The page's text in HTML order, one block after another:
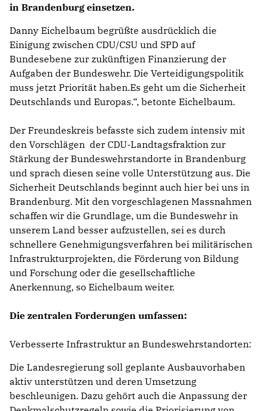
in Brandenburg einsetzen.
Danny Eichelbaum begrüßte ausdrücklich die
Einigung zwischen CDU/CSU und SPD auf
Bundesebene zur zukünftigen Finanzierung der
Aufgaben der Bundeswehr. Die Verteidigungspolitik
muss jetzt Priorität haben.Es geht um die Sicherheit
Deutschlands und Europas.“, betonte Eichelbaum.
Der Freundeskreis befasste sich zudem intensiv mit
den Vorschlägen der CDU-Landtagsfraktion zur
Stärkung der Bundeswehrstandorte in Brandenburg
und sprach diesen seine volle Unterstützung aus. Die
Sicherheit Deutschlands beginnt auch hier bei uns in
Brandenburg. Mit den vorgeschlagenen Massnahmen
schaffen wir die Grundlage, um die Bundeswehr in
unserem Land besser aufzustellen, sei es durch
schnellere Genehmigungsverfahren bei militärischen
Infrastrukturprojekten, die Förderung von Bildung
und Forschung oder die gesellschaftliche
Anerkennung, so Eichelbaum weiter.
Die zentralen Forderungen umfassen:
Verbesserte Infrastruktur an Bundeswehrstandorten:
Die Landesregierung soll geplante Ausbauvorhaben
aktiv unterstützen und deren Umsetzung
beschleunigen. Dazu gehört auch die Anpassung der